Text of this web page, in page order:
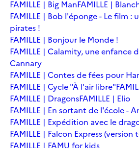
FAMILLE | Big ManFAMILLE |
FAMILLE | Bob l'éponge - Le film :
pirates !
FAMILLE | Bonjour le Monde !
FAMILLE | Calamity, une enfance
Cannary
FAMILLE | Contes de fées pour
FAMILLE | Cycle "À l'air libre"
FAMILLE | DragonsFAMILLE | Elio
FAMILLE | En sortant de l'école -
FAMILLE | Expédition avec le
FAMILLE | Falcon Express (version
FAMILLE | FAMU for kids